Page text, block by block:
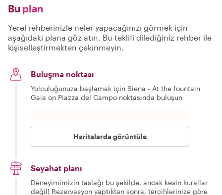
Bu plan
Yerel rehberinizle neler yapacağınızı görmek için
aşağıdaki plana göz atın. Bu teklifi dilediğiniz rehber ile
kişiselleştirmekten çekinmeyin.
Buluşma noktası
Yolculuğunuza başlamak için Siena - At the fountain
Gaia on Piazza del Campo noktasında buluşun
Haritalarda görüntüle
Seyahat planı
Deneyimimizin taslağı bu şekilde, ancak kesin kurallar
değil! Rezervasyon yaptıktan sonra, tercihlerinize göre